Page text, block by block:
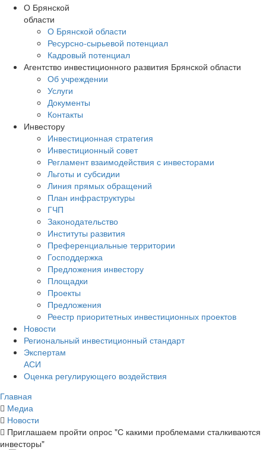
О Брянской
области
О Брянской области
Ресурсно-сырьевой потенциал
Кадровый потенциал
Агентство инвестиционного развития Брянской области
Об учреждении
Услуги
Документы
Контакты
Инвестору
Инвестиционная стратегия
Инвестиционный совет
Регламент взаимодействия с инвесторами
Льготы и субсидии
Линия прямых обращений
План инфраструктуры
ГЧП
Законодательство
Институты развития
Преференциальные территории
Господдержка
Предложения инвестору
Площадки
Проекты
Предложения
Реестр приоритетных инвестиционных проектов
Новости
Региональный инвестиционный стандарт
Экспертам
АСИ
Оценка регулирующего воздействия
Главная
Медиа
Новости
Приглашаем пройти опрос "С какими проблемами сталкиваются
инвесторы"